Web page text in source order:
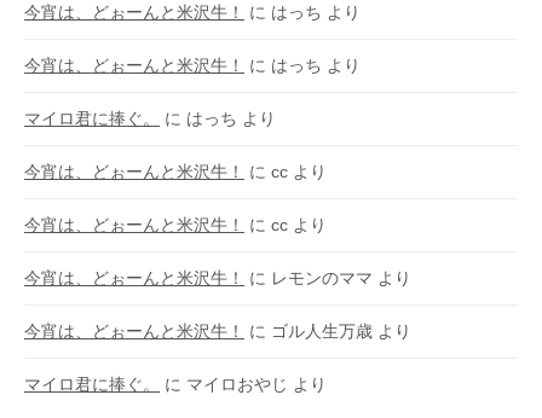
今宵は、どぉーんと米沢牛！ に はっち より
今宵は、どぉーんと米沢牛！ に はっち より
マイロ君に捧ぐ。 に はっち より
今宵は、どぉーんと米沢牛！ に cc より
今宵は、どぉーんと米沢牛！ に cc より
今宵は、どぉーんと米沢牛！ に レモンのママ より
今宵は、どぉーんと米沢牛！ に ゴル人生万歳 より
マイロ君に捧ぐ。 に マイロおやじ より